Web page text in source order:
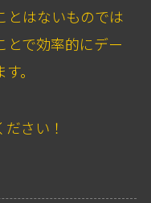
とはないものでは
とで効率的にデー
。
さい！